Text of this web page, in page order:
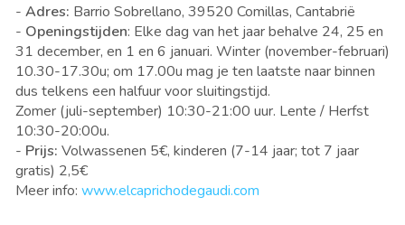
- Adres: Barrio Sobrellano, 39520 Comillas, Cantabrië
- Openingstijden: Elke dag van het jaar behalve 24, 25 en
31 december, en 1 en 6 januari. Winter (november-februari)
10.30-17.30u; om 17.00u mag je ten laatste naar binnen
dus telkens een halfuur voor sluitingstijd.
Zomer (juli-september) 10:30-21:00 uur. Lente / Herfst
10:30-20:00u.
- Prijs: Volwassenen 5€, kinderen (7-14 jaar; tot 7 jaar
gratis) 2,5€
Meer info: www.elcaprichodegaudi.com